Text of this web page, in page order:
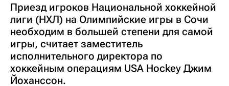
Приезд игроков Национальной хоккейной
лиги (НХЛ) на Олимпийские игры в Сочи
необходим в большей степени для самой
игры, считает заместитель
исполнительного директора по
хоккейным операциям USA Hockey Джим
Йоханссон.